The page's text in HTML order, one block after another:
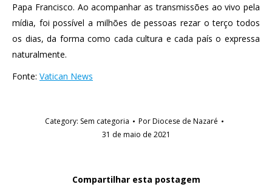
Papa Francisco. Ao acompanhar as transmissões ao vivo pela
mídia, foi possível a milhões de pessoas rezar o terço todos
os dias, da forma como cada cultura e cada país o expressa
naturalmente.
Fonte: Vatican News
Category: Sem categoria PorDiocese de Nazaré
31 de maio de 2021
Compartilhar esta postagem